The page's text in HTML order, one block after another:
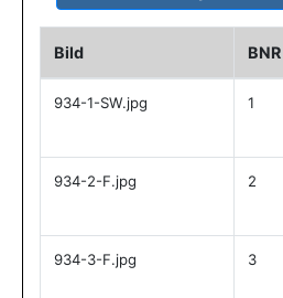
Bild BNR
934-1-SW.jpg 1
934-2-F.jpg 2
934-3-F.jpg 3